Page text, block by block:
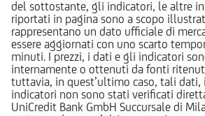
del sottostante, gli indicatori, le altre
riportati in pagina sono a scopo
rappresentano un dato ufficiale di
essere aggiornati con uno scarto
minuti. I prezzi, i dati e gli indicatori
internamente o ottenuti da fonti
tuttavia, in quest’ultimo caso, tali dati,
indicatori non sono stati verificati
UniCredit Bank GmbH Succursale di